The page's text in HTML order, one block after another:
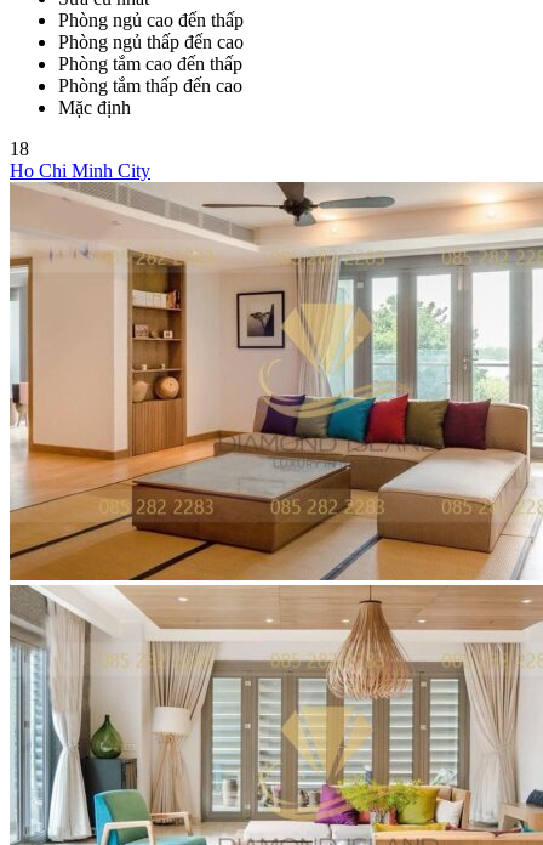
Phòng ngủ cao đến thấp
Phòng ngủ thấp đến cao
Phòng tắm cao đến thấp
Phòng tắm thấp đến cao
Mặc định
18
Ho Chi Minh City